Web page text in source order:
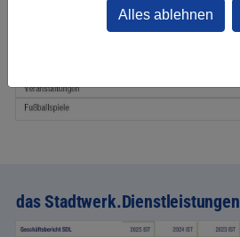
das Stadtwerk.Dienstleistungen
Alles ablehnen